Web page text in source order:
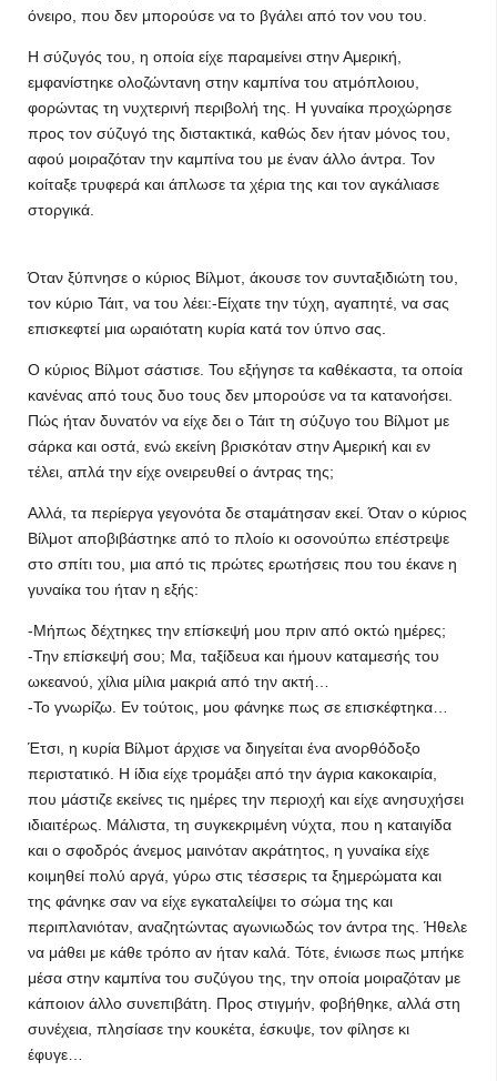
όνειρο, που δεν μπορούσε να το βγάλει από τον νου του.
Η σύζυγός του, η οποία είχε παραμείνει στην Αμερική,
εμφανίστηκε ολοζώντανη στην καμπίνα του ατμόπλοιου,
φορώντας τη νυχτερινή περιβολή της. Η γυναίκα προχώρησε
προς τον σύζυγό της διστακτικά, καθώς δεν ήταν μόνος του,
αφού μοιραζόταν την καμπίνα του με έναν άλλο άντρα. Τον
κοίταξε τρυφερά και άπλωσε τα χέρια της και τον αγκάλιασε
στοργικά.
Όταν ξύπνησε ο κύριος Βίλμοτ, άκουσε τον συνταξιδιώτη του,
τον κύριο Τάιτ, να του λέει:-Είχατε την τύχη, αγαπητέ, να σας
επισκεφτεί μια ωραιότατη κυρία κατά τον ύπνο σας.
Ο κύριος Βίλμοτ σάστισε. Του εξήγησε τα καθέκαστα, τα οποία
κανένας από τους δυο τους δεν μπορούσε να τα κατανοήσει.
Πώς ήταν δυνατόν να είχε δει ο Τάιτ τη σύζυγο του Βίλμοτ με
σάρκα και οστά, ενώ εκείνη βρισκόταν στην Αμερική και εν
τέλει, απλά την είχε ονειρευθεί ο άντρας της;
Αλλά, τα περίεργα γεγονότα δε σταμάτησαν εκεί. Όταν ο κύριος
Βίλμοτ αποβιβάστηκε από το πλοίο κι οσονούπω επέστρεψε
στο σπίτι του, μια από τις πρώτες ερωτήσεις που του έκανε η
γυναίκα του ήταν η εξής:
-Μήπως δέχτηκες την επίσκεψή μου πριν από οκτώ ημέρες;
-Την επίσκεψή σου; Μα, ταξίδευα και ήμουν καταμεσής του
ωκεανού, χίλια μίλια μακριά από την ακτή…
-Το γνωρίζω. Εν τούτοις, μου φάνηκε πως σε επισκέφτηκα…
Έτσι, η κυρία Βίλμοτ άρχισε να διηγείται ένα ανορθόδοξο
περιστατικό. Η ίδια είχε τρομάξει από την άγρια κακοκαιρία,
που μάστιζε εκείνες τις ημέρες την περιοχή και είχε ανησυχήσει
ιδιαιτέρως. Μάλιστα, τη συγκεκριμένη νύχτα, που η καταιγίδα
και ο σφοδρός άνεμος μαινόταν ακράτητος, η γυναίκα είχε
κοιμηθεί πολύ αργά, γύρω στις τέσσερις τα ξημερώματα και
της φάνηκε σαν να είχε εγκαταλείψει το σώμα της και
περιπλανιόταν, αναζητώντας αγωνιωδώς τον άντρα της. Ήθελε
να μάθει με κάθε τρόπο αν ήταν καλά. Τότε, ένιωσε πως μπήκε
μέσα στην καμπίνα του συζύγου της, την οποία μοιραζόταν με
κάποιον άλλο συνεπιβάτη. Προς στιγμήν, φοβήθηκε, αλλά στη
συνέχεια, πλησίασε την κουκέτα, έσκυψε, τον φίλησε κι
έφυγε…